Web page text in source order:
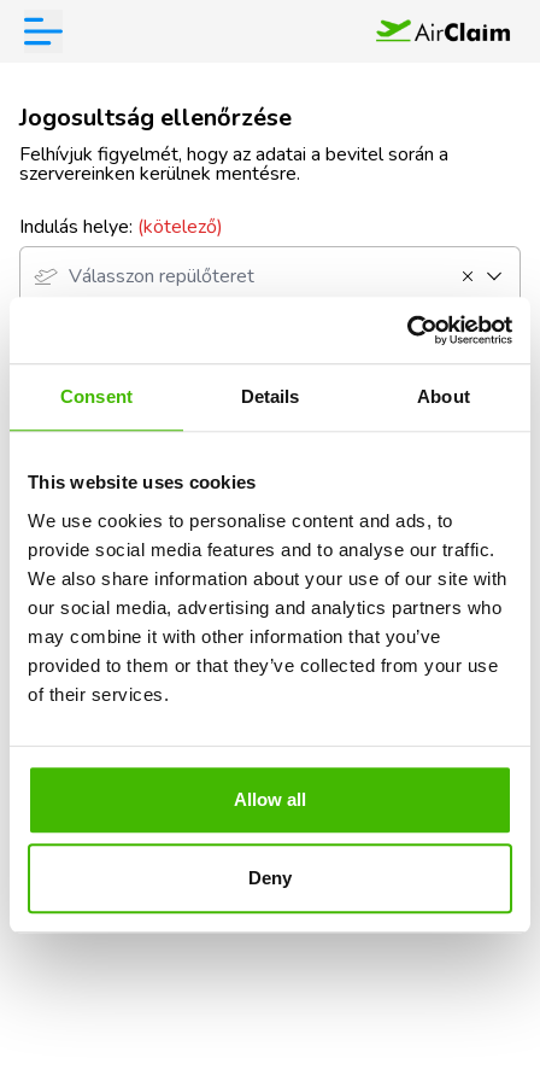
Consent Details About
This website uses cookies
We use cookies to personalise content and ads, to
provide social media features and to analyse our traffic.
We also share information about your use of our site with
our social media, advertising and analytics partners who
may combine it with other information that you’ve
provided to them or that they’ve collected from your use
of their services.
Allow all
Deny
Jogosultság ellenőrzése
Felhívjuk figyelmét, hogy az adatai a bevitel során a
szervereinken kerülnek mentésre.
Indulás helye: (kötelező)
Volt átszállása?(kötelező)
Nem, nem volt.
Igen, át kellett szállnom.
Következő lépés (adatválasztás)
1.5 million customers,€100 million paid out
yearsare strong numbers